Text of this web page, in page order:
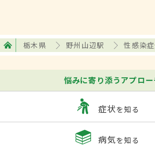
栃木県 野州山辺駅 性感染
悩みに寄り添うアプロー
症状を知る
病気を知る